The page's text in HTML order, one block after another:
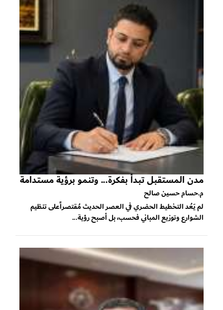
مدن المستقبل تبدأ بفكرة... وتنمو برؤية مستدامة
م.حسام حسين صالح
لم يَعُد التخطيط الحضري في العصر الحديث مُقتصراًعلى تنظيم
الشوارع وتوزيع المباني فحسب، بل أصبح رؤية...